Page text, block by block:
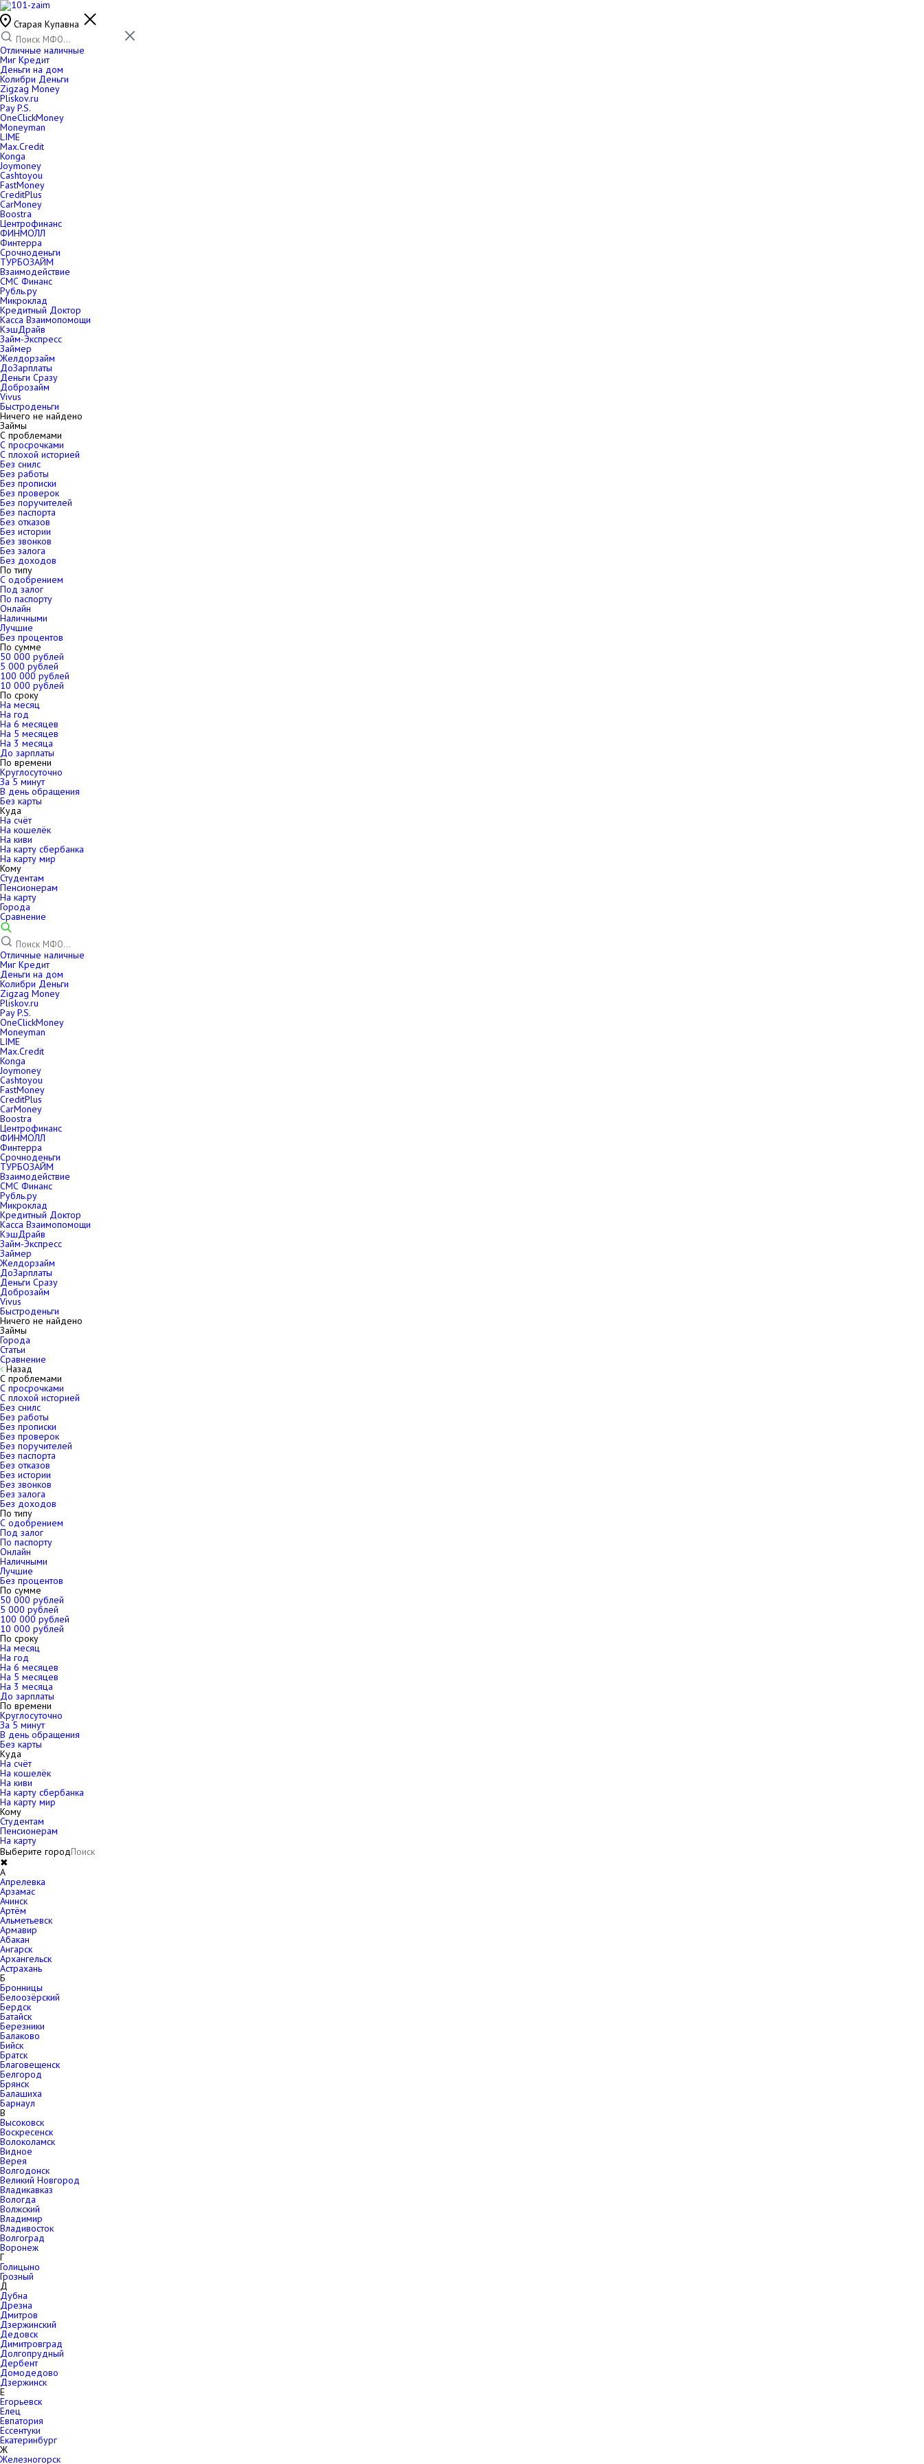
Старая Купавна
Отличные наличные
Миг Кредит
Деньги на дом
Колибри Деньги
Zigzag Money
Pliskov.ru
Pay P.S.
OneClickMoney
Moneyman
LIME
Max.Credit
Konga
Joymoney
Cashtoyou
FastMoney
CreditPlus
CarMoney
Boostra
Центрофинанс
ФИНМОЛЛ
Финтерра
Срочноденьги
ТУРБОЗАЙМ
Взаимодействие
СМС Финанс
Рубль.ру
Микроклад
Кредитный Доктор
Касса Взаимопомощи
КэшДрайв
Займ-Экспресс
Займер
Желдорзайм
ДоЗарплаты
Деньги Сразу
Доброзайм
Vivus
Быстроденьги
Ничего не найдено
Займы
С проблемами
С просрочками
С плохой историей
Без снилс
Без работы
Без прописки
Без проверок
Без поручителей
Без паспорта
Без отказов
Без истории
Без звонков
Без залога
Без доходов
По типу
С одобрением
Под залог
По паспорту
Онлайн
Наличными
Лучшие
Без процентов
По сумме
50 000 рублей
5 000 рублей
100 000 рублей
10 000 рублей
По сроку
На месяц
На год
На 6 месяцев
На 5 месяцев
На 3 месяца
До зарплаты
По времени
Круглосуточно
За 5 минут
В день обращения
Без карты
Куда
На счёт
На кошелёк
На киви
На карту сбербанка
На карту мир
Кому
Студентам
Пенсионерам
На карту
Города
Сравнение
Отличные наличные
Миг Кредит
Деньги на дом
Колибри Деньги
Zigzag Money
Pliskov.ru
Pay P.S.
OneClickMoney
Moneyman
LIME
Max.Credit
Konga
Joymoney
Cashtoyou
FastMoney
CreditPlus
CarMoney
Boostra
Центрофинанс
ФИНМОЛЛ
Финтерра
Срочноденьги
ТУРБОЗАЙМ
Взаимодействие
СМС Финанс
Рубль.ру
Микроклад
Кредитный Доктор
Касса Взаимопомощи
КэшДрайв
Займ-Экспресс
Займер
Желдорзайм
ДоЗарплаты
Деньги Сразу
Доброзайм
Vivus
Быстроденьги
Ничего не найдено
Займы
Города
Статьи
Сравнение
Назад
С проблемами
С просрочками
С плохой историей
Без снилс
Без работы
Без прописки
Без проверок
Без поручителей
Без паспорта
Без отказов
Без истории
Без звонков
Без залога
Без доходов
По типу
С одобрением
Под залог
По паспорту
Онлайн
Наличными
Лучшие
Без процентов
По сумме
50 000 рублей
5 000 рублей
100 000 рублей
10 000 рублей
По сроку
На месяц
На год
На 6 месяцев
На 5 месяцев
На 3 месяца
До зарплаты
По времени
Круглосуточно
За 5 минут
В день обращения
Без карты
Куда
На счёт
На кошелёк
На киви
На карту сбербанка
На карту мир
Кому
Студентам
Пенсионерам
На карту
Выберите город
✖
A
Апрелевка
Арзамас
Ачинск
Артём
Альметьевск
Армавир
Абакан
Ангарск
Архангельск
Астрахань
Б
Бронницы
Белоозёрский
Бердск
Батайск
Березники
Балаково
Бийск
Братск
Благовещенск
Белгород
Брянск
Балашиха
Барнаул
В
Высоковск
Воскресенск
Волоколамск
Видное
Верея
Волгодонск
Великий Новгород
Владикавказ
Вологда
Волжский
Владимир
Владивосток
Волгоград
Воронеж
Г
Голицыно
Грозный
Д
Дубна
Дрезна
Дмитров
Дзержинский
Дедовск
Димитровград
Долгопрудный
Дербент
Домодедово
Дзержинск
Е
Егорьевск
Елец
Евпатория
Ессентуки
Екатеринбург
Ж
Железногорск